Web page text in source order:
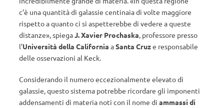
c’è una quantità di galassie centinaia di volte maggiore
rispetto a quanto ci si aspetterebbe di vedere a queste
distanze», spiegaJ. Xavier Prochaska, professore presso
l’Università della California aSanta Cruze responsabile
delle osservazioni al Keck.
Considerando il numero eccezionalmente elevato di
galassie, questo sistema potrebbe ricordare gli imponenti
addensamenti di materia noti con il nome di ammassi di